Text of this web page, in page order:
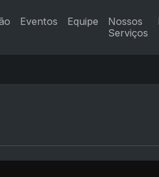
Eventos Equipe
Nossos
Serviços